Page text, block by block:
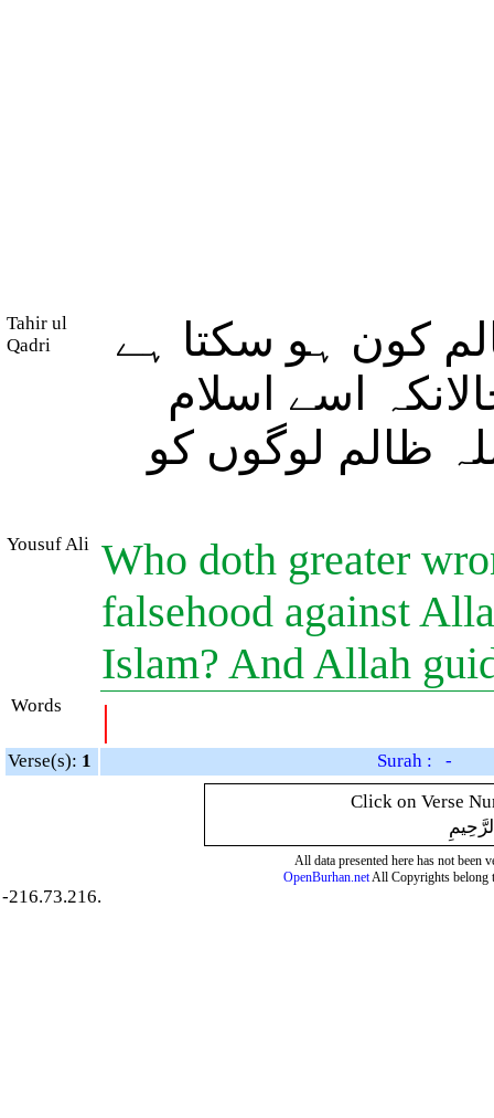
Tahir ul
Qadri
کون ہو سکتا ہے
اسے اسلام
ظالم لوگوں کو
Yousuf Ali Who doth greater
falsehood against
Islam? And Allah
Words |
Verse(s): 1
Surah : -
Click on Verse
All data presented here has not been
OpenBurhan.netAll Copyrights belong
-216.73.216.